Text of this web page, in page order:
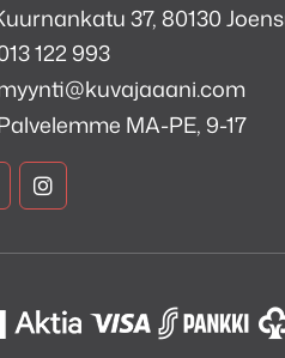
37, 80130
122 993
MA-PE, 9-17
Kuva
Instagram